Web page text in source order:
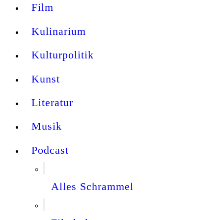
Film
Kulinarium
Kulturpolitik
Kunst
Literatur
Musik
Podcast
Alles Schrammel